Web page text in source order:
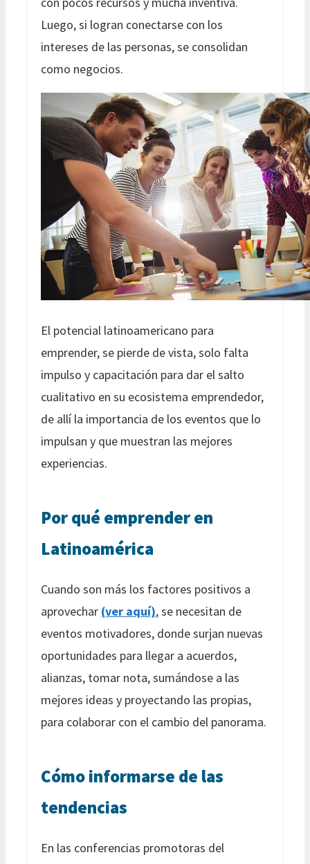
Luego, si logran conectarse con los
intereses de las personas, se consolidan
como negocios.
El potencial latinoamericano para
emprender, se pierde de vista, solo falta
impulso y capacitación para dar el salto
cualitativo en su ecosistema emprendedor,
de allí la importancia de los eventos que lo
impulsan y que muestran las mejores
experiencias.
Por qué emprender en
Latinoamérica
Cuando son más los factores positivos a
aprovechar (ver aquí), se necesitan de
eventos motivadores, donde surjan nuevas
oportunidades para llegar a acuerdos,
alianzas, tomar nota, sumándose a las
mejores ideas y proyectando las propias,
para colaborar con el cambio del panorama.
Cómo informarse de las
tendencias
En las conferencias promotoras del